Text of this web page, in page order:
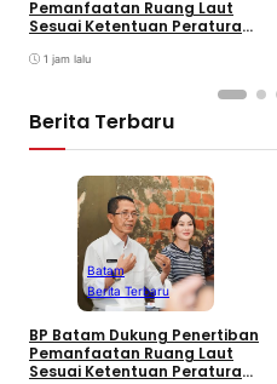
Pemanfaatan Ruang Laut
Sesuai Ketentuan Peraturan
1 jam lalu
Berita Terbaru
Batam
Berita Terbaru
BP Batam Dukung Penertiban
Pemanfaatan Ruang Laut
Sesuai Ketentuan Peraturan